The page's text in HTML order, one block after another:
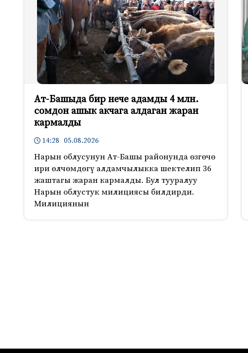
Ат-Башыда бир нече адамды 4 млн.
сомдон ашык акчага алдаган жаран
кармалды
14:28 05.08.2026
Нарын облусунун Ат-Башы районунда өзгөчө
ири өлчөмдөгү алдамчылыкка шектелип 36
жаштагы жаран кармалды. Бул тууралуу
Нарын облустук милициясы билдирди.
Милициянын